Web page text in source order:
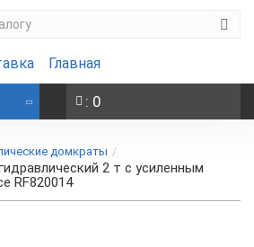
Главная
: 0
домкраты
2 т с усиленным
RF820014